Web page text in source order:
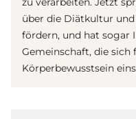
über die Diätkultur
fördern, und hat sogar
Gemeinschaft, die sich
Körperbewusstsein